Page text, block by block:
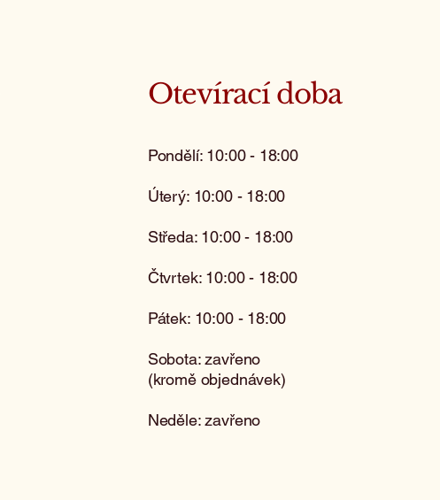
Otevírací doba
Pondělí: 10:00 - 18:00
Úterý: 10:00 - 18:00
Středa: 10:00 - 18:00
Čtvrtek: 10:00 - 18:00
Pátek: 10:00 - 18:00
Sobota: zavřeno
(kromě objednávek)
Neděle: zavřeno